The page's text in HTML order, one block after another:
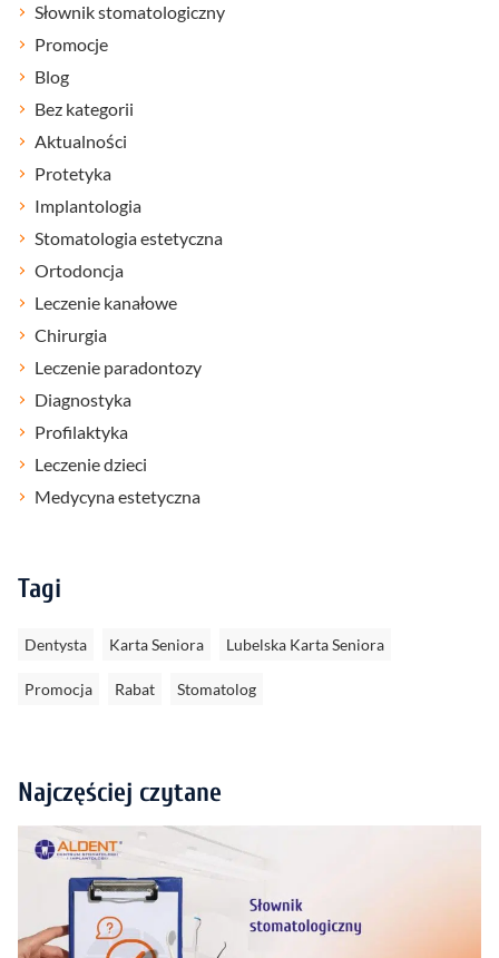
Słownik stomatologiczny
Promocje
Blog
Bez kategorii
Aktualności
Protetyka
Implantologia
Stomatologia estetyczna
Ortodoncja
Leczenie kanałowe
Chirurgia
Leczenie paradontozy
Diagnostyka
Profilaktyka
Leczenie dzieci
Medycyna estetyczna
Tagi
Dentysta Karta Seniora Lubelska Karta Seniora
Promocja Rabat Stomatolog
Najczęściej czytane